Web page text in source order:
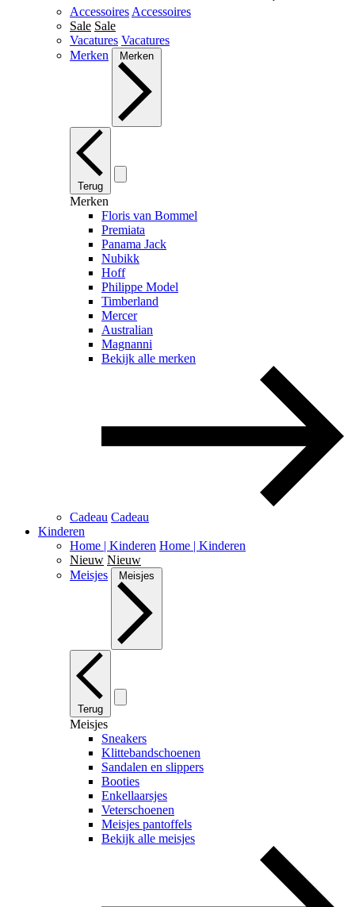
Accessoires Accessoires
Sale Sale
Vacatures Vacatures
Merken
Merken
Terug
Merken
Floris van Bommel
Premiata
Panama Jack
Nubikk
Hoff
Philippe Model
Timberland
Mercer
Australian
Magnanni
Bekijk alle merken
Cadeau Cadeau
Kinderen
Home | Kinderen Home | Kinderen
Nieuw Nieuw
Meisjes
Meisjes
Terug
Meisjes
Sneakers
Klittebandschoenen
Sandalen en slippers
Booties
Enkellaarsjes
Veterschoenen
Meisjes pantoffels
Bekijk alle meisjes